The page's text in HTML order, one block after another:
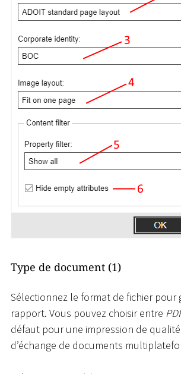
Type de document (1)
Sélectionnez le format de fichier pour
rapport. Vous pouvez choisir entre
défaut pour une impression de
d’échange de documents